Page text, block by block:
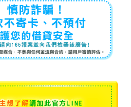
經常面臨突發資金需求，例如房